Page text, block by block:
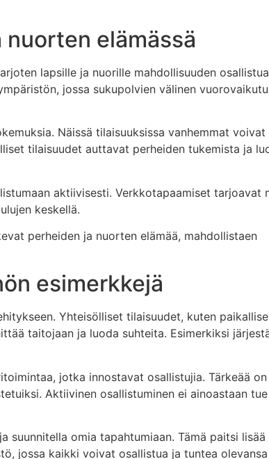
elämässä
lapsille ja nuorille mahdollisuuden osallistua
jossa sukupolvien välinen
Näissä tilaisuuksissa vanhemmat voivat
tilaisuudet auttavat perheiden tukemista ja
aktiivisesti. Verkkotapaamiset tarjoavat
keskellä.
perheiden ja nuorten elämää, mahdollistaen
esimerkkejä
Yhteisölliset tilaisuudet, kuten
taitojaan ja luoda suhteita. Esimerkiksi
jotka innostavat osallistujia. Tärkeää
Aktiivinen osallistuminen ei ainoastaan
omia tapahtumiaan. Tämä paitsi lisää
jossa kaikki voivat osallistua ja tuntea